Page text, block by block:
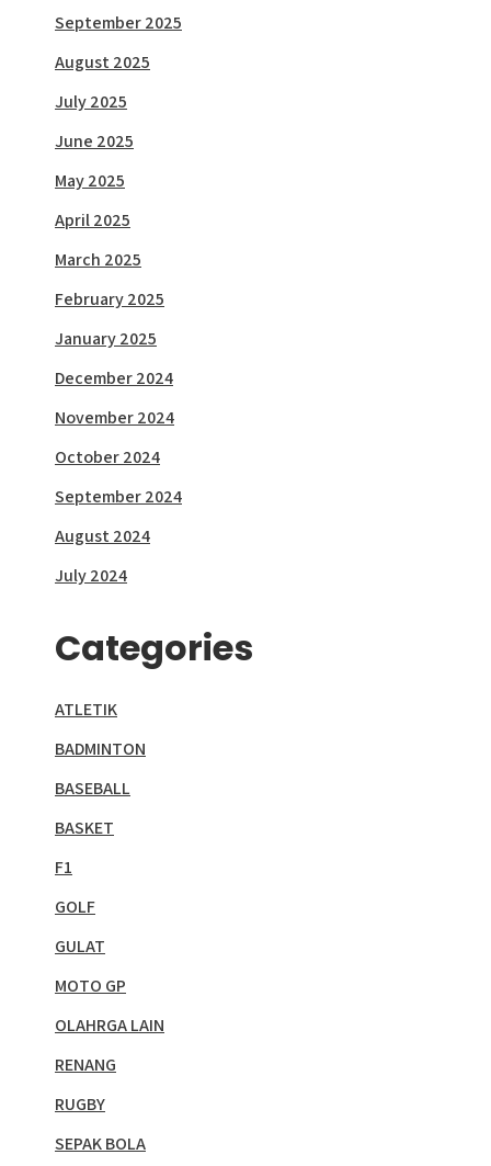
September 2025
August 2025
July 2025
June 2025
May 2025
April 2025
March 2025
February 2025
January 2025
December 2024
November 2024
October 2024
September 2024
August 2024
July 2024
Categories
ATLETIK
BADMINTON
BASEBALL
BASKET
F1
GOLF
GULAT
MOTO GP
OLAHRGA LAIN
RENANG
RUGBY
SEPAK BOLA